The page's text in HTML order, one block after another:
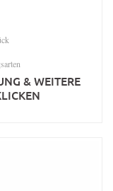
& WEITERE